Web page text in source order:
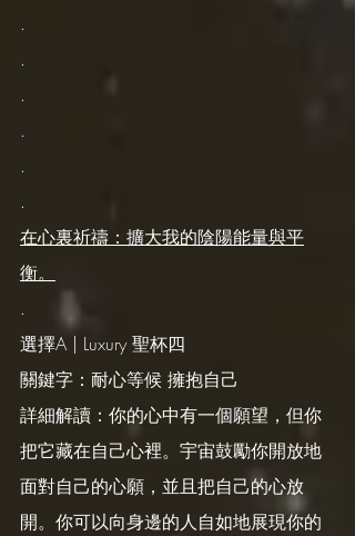
.
.
.
.
.
.
在心裏祈禱：擴大我的陰陽能量與平
衡。
.
選擇A | Luxury 聖杯四
關鍵字：耐心等候 擁抱自己
詳細解讀：你的心中有一個願望，但你
把它藏在自己心裡。宇宙鼓勵你開放地
面對自己的心願，並且把自己的心放
開。你可以向身邊的人自如地展現你的